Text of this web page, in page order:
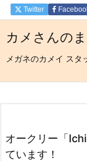
カメさんの
メガネのカメイ スタ
Twitter
オークリー「
ています！